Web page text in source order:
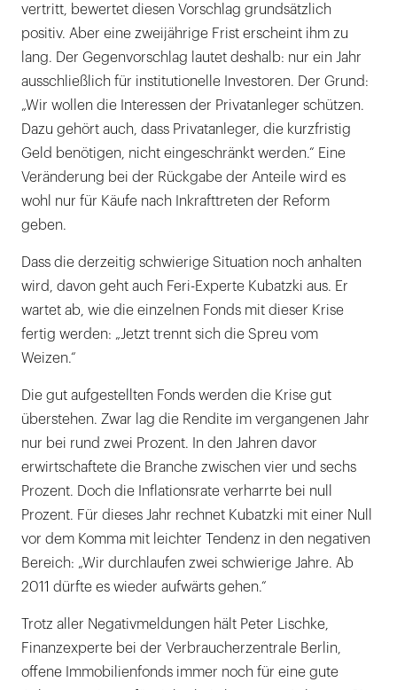
vertritt, bewertet diesen Vorschlag grundsätzlich
positiv. Aber eine zweijährige Frist erscheint ihm zu
lang. Der Gegenvorschlag lautet deshalb: nur ein Jahr
ausschließlich für institutionelle Investoren. Der Grund:
„Wir wollen die Interessen der Privatanleger schützen.
Dazu gehört auch, dass Privatanleger, die kurzfristig
Geld benötigen, nicht eingeschränkt werden.“ Eine
Veränderung bei der Rückgabe der Anteile wird es
wohl nur für Käufe nach Inkrafttreten der Reform
geben.
Dass die derzeitig schwierige Situation noch anhalten
wird, davon geht auch Feri-Experte Kubatzki aus. Er
wartet ab, wie die einzelnen Fonds mit dieser Krise
fertig werden: „Jetzt trennt sich die Spreu vom
Weizen.“
Die gut aufgestellten Fonds werden die Krise gut
überstehen. Zwar lag die Rendite im vergangenen Jahr
nur bei rund zwei Prozent. In den Jahren davor
erwirtschaftete die Branche zwischen vier und sechs
Prozent. Doch die Inflationsrate verharrte bei null
Prozent. Für dieses Jahr rechnet Kubatzki mit einer Null
vor dem Komma mit leichter Tendenz in den negativen
Bereich: „Wir durchlaufen zwei schwierige Jahre. Ab
2011 dürfte es wieder aufwärts gehen.“
Trotz aller Negativmeldungen hält Peter Lischke,
Finanzexperte bei der Verbraucherzentrale Berlin,
offene Immobilienfonds immer noch für eine gute